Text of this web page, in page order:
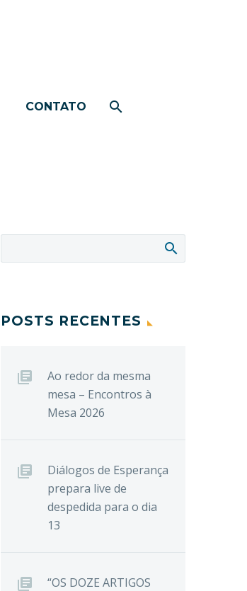
CONTATO
POSTS RECENTES
Ao redor da mesma
mesa – Encontros à
Mesa 2026
Diálogos de Esperança
prepara live de
despedida para o dia
13
“OS DOZE ARTIGOS